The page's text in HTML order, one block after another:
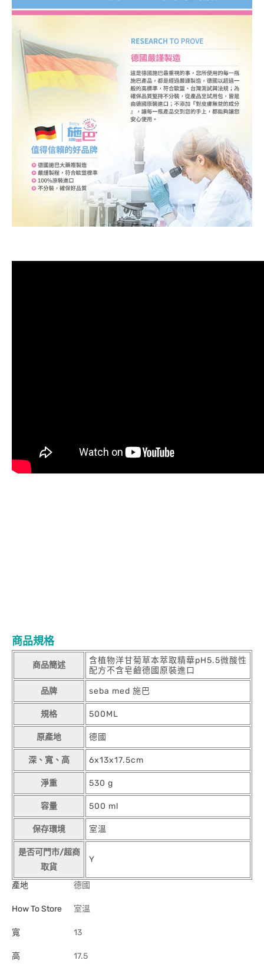
商品規格
商品簡述
含植物洋甘菊草本萃取精華pH5.5微酸性
配方不含皂鹼德國原裝進口
品牌 seba med 施巴
規格 500ML
原產地 德國
深、寬、高 6x13x17.5cm
淨重 530 g
容量 500 ml
保存環境 室溫
是否可門市/超商
取貨
Y
產地 德國
How To Store 室溫
寬 13
高 17.5